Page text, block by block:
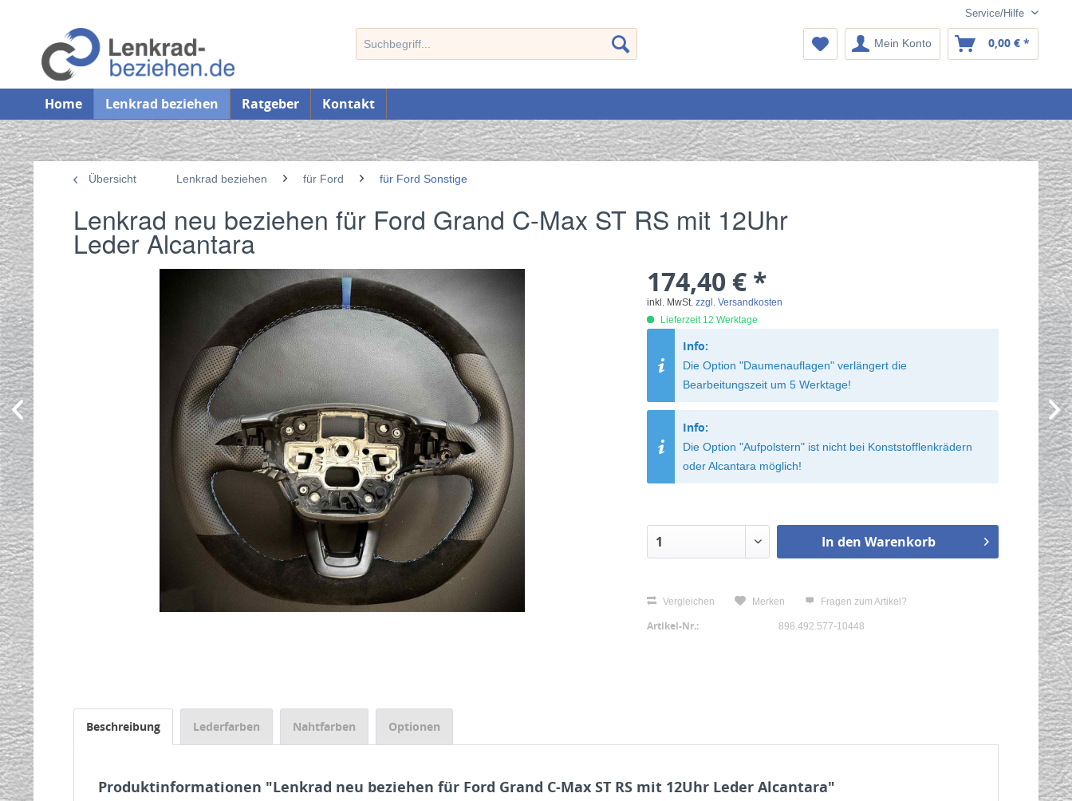
Service/Hilfe
Mein Konto 0,00 € *
Home Lenkrad beziehen Ratgeber Kontakt
Übersicht Lenkrad beziehen für Ford für Ford Sonstige
Lenkrad neu beziehen für Ford Grand C-Max ST RS mit 12Uhr
Leder Alcantara
174,40 € *
inkl. MwSt.zzgl. Versandkosten
Lieferzeit 12 Werktage
Info:
Die Option "Daumenauflagen" verlängert die
Bearbeitungszeit um 5 Werktage!
Info:
Die Option "Aufpolstern" ist nicht bei Konststofflenkrädern
oder Alcantara möglich!
In den Warenkorb
Fragen zum Artikel?
Vergleichen Merken
Artikel-Nr.: 898.492.577-10448
Beschreibung Lederfarben Nahtfarben Optionen
Produktinformationen "Lenkrad neu beziehen für Ford Grand C-Max ST RS mit 12Uhr Leder Alcantara"